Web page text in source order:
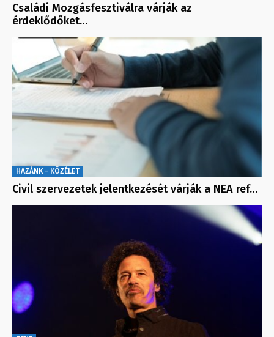
Családi Mozgásfesztiválra várják az
érdeklődőket…
HAZÁNK - KÖZÉLET
Civil szervezetek jelentkezését várják a NEA ref…